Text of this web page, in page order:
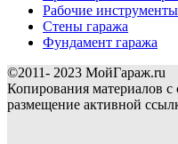
Рабочие инструменты
Стены гаража
Фундамент гаража
©2011- 2023 МойГараж.ru
Копирования материалов с
размещение активной